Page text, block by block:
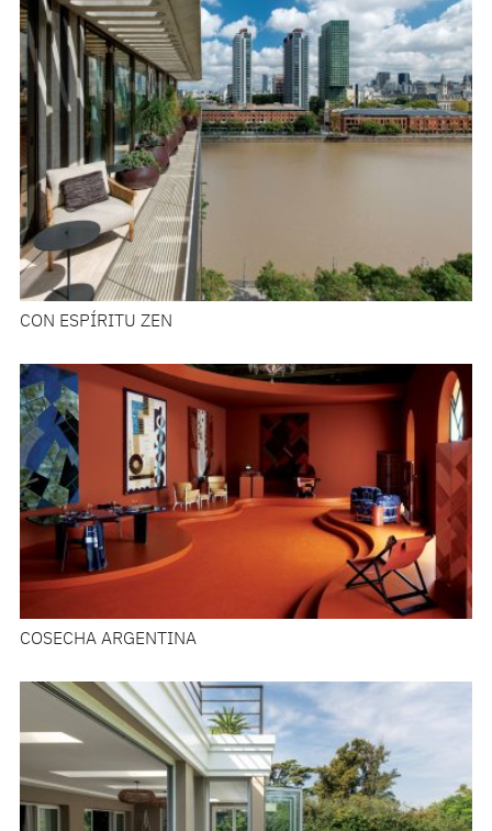
CON ESPÍRITU ZEN
COSECHA ARGENTINA